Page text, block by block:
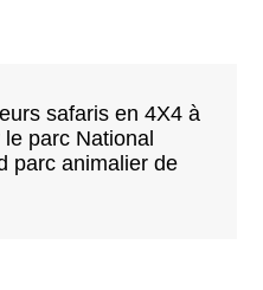
safaris en 4X4 à
parc National
parc animalier de